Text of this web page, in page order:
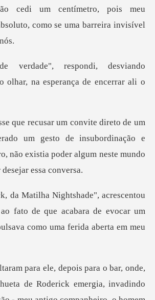
meu
como se uma
esviando
olhar, na
um gesto de insubordinação e
não exis
fato de que acabara de evocar um
emergia, invadindo